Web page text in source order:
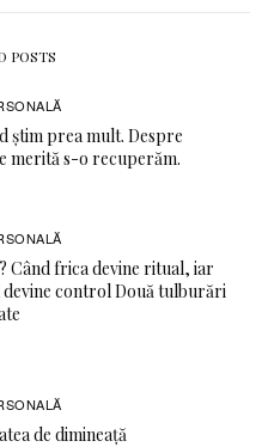
POSTS
știm prea mult. Despre
merită s-o recuperăm.
Când frica devine ritual, iar
control Două tulburări
de dimineață